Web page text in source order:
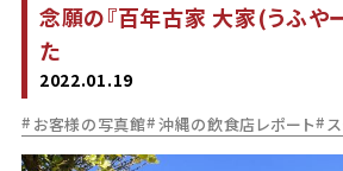
念願の『百年古家 大家(うふや
た
2022.01.19
お客様の写真館 沖縄の飲食店レポート